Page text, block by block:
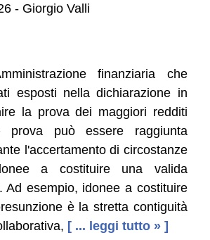
- Giorgio Valli
finanziaria che
esposti nella dichiarazione in
la prova dei maggiori redditi
prova può essere raggiunta
l'accertamento di circostanze
a costituire una valida
Ad esempio, idonee a costituire
è la stretta contiguità
[ ... leggi tutto » ]